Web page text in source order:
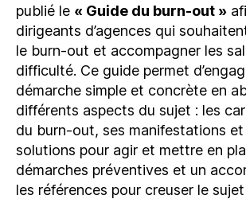
publié le « Guide du burn-out »
dirigeants d’agences qui
le burn-out et accompagner les
difficulté. Ce guide permet
démarche simple et concrète en
différents aspects du sujet : les
du burn-out, ses manifestations et
solutions pour agir et mettre en
démarches préventives et un
les références pour creuser le